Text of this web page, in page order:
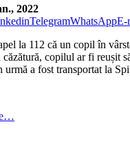
2022
TelegramWhatsAppE-
la 112 că un copil în
copilul ar fi reușit
a fost transportat la